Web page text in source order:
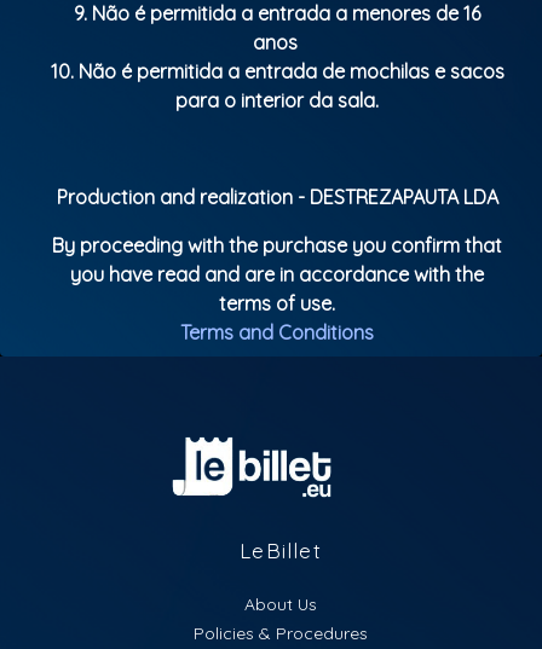
9. Não é permitida a entrada a menores de 16
anos
10. Não é permitida a entrada de mochilas e sacos
para o interior da sala.
Production and realization - DESTREZAPAUTA LDA
By proceeding with the purchase you confirm that
you have read and are in accordance with the
terms of use.
Terms and Conditions
LeBillet
About Us
Policies & Procedures